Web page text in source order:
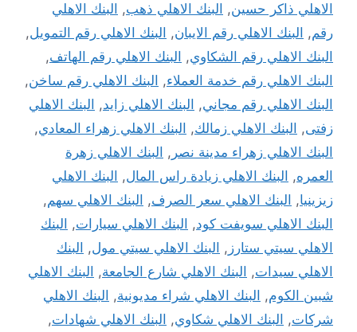
الاهلي ذاكر حسين, البنك الاهلي ذهب, البنك الاهلي
رقم, البنك الاهلي رقم الايبان, البنك الاهلي رقم التمويل,
البنك الاهلي رقم الشكاوي, البنك الاهلي رقم الهاتف,
البنك الاهلي رقم خدمة العملاء, البنك الاهلي رقم ساخن,
البنك الاهلي رقم مجاني, البنك الاهلي زايد, البنك الاهلي
زفتى, البنك الاهلي زمالك, البنك الاهلي زهراء المعادي,
البنك الاهلي زهراء مدينة نصر , البنك الاهلي زهرة
العمره, البنك الاهلي زيادة راس المال, البنك الاهلي
زيزينيا, البنك الاهلي سعر الصرف, البنك الاهلي سهم,
البنك الاهلي سويفت كود, البنك الاهلي سيارات, البنك
الاهلي سيتي ستارز , البنك الاهلي سيتي مول, البنك
الاهلي سيدات, البنك الاهلي شارع الجامعة, البنك الاهلي
شبين الكوم, البنك الاهلي شراء مديونية, البنك الاهلي
شركات, البنك الاهلي شكاوي, البنك الاهلي شهادات,